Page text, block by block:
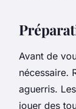
Avant de
nécessaire.
aguerris.
jouer des